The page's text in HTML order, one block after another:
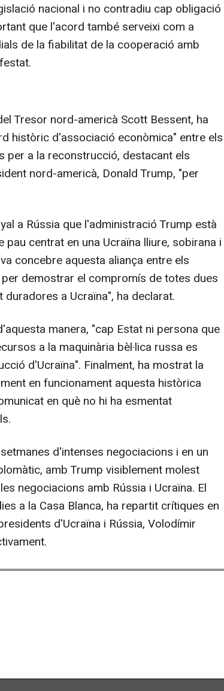
nacional i no contradiu cap obligació
que l'acord també serveixi com a
de la fiabilitat de la cooperació amb
Tresor nord-americà Scott Bessent, ha
històric d'associació econòmica" entre els
per a la reconstrucció, destacant els
nord-americà, Donald Trump, "per
a Rússia que l'administració Trump està
centrat en una Ucraïna lliure, sobirana i
concebre aquesta aliança entre els
demostrar el compromís de totes dues
a Ucraïna", ha declarat.
manera, "cap Estat ni persona que
a la maquinària bèl·lica russa es
d'Ucraïna". Finalment, ha mostrat la
en funcionament aquesta històrica
en què no hi ha esmentat
d'intenses negociacions i en un
amb Trump visiblement molest
negociacions amb Rússia i Ucraïna. El
a la Casa Blanca, ha repartit crítiques en
d'Ucraïna i Rússia, Volodímir